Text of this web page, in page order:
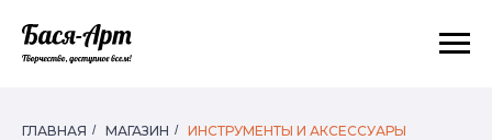
ГЛАВНАЯ / МАГАЗИН / ИНСТРУМЕНТЫ И АКСЕССУАРЫ